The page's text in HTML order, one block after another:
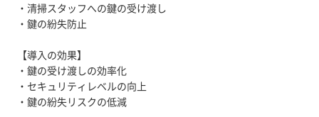
・清掃スタッフへの鍵の受け渡し
・鍵の紛失防止
【導入の効果】
・鍵の受け渡しの効率化
・セキュリティレベルの向上
・鍵の紛失リスクの低減